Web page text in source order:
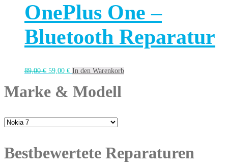
OnePlus One –
Bluetooth Reparatur
89,00€ 59,00 € In den Warenkorb
Marke & Modell
Bestbewertete Reparaturen